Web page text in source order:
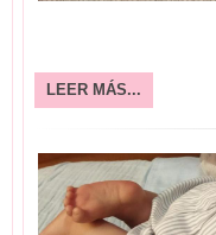
LEER MÁS...